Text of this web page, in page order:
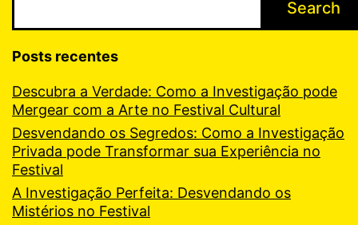
Search
Posts recentes
Descubra a Verdade: Como a Investigação pode
Mergear com a Arte no Festival Cultural
Desvendando os Segredos: Como a Investigação
Privada pode Transformar sua Experiência no
Festival
A Investigação Perfeita: Desvendando os
Mistérios no Festival